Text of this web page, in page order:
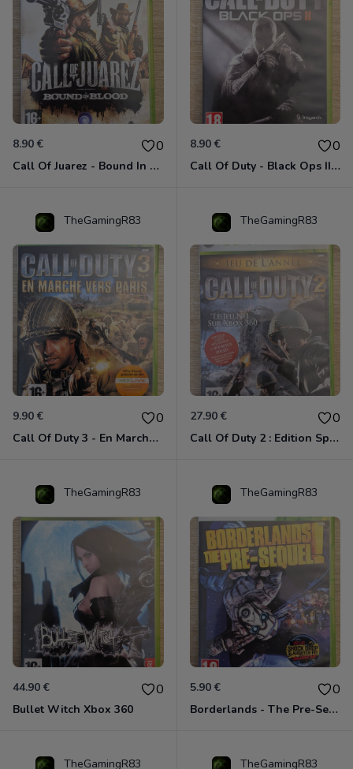
8.90 € 0
Call Of Juarez - Bound In Blood Xbox 360
8.90 € 0
Call Of Duty - Black Ops II Xbox 360
TheGamingR83
9.90 € 0
Call Of Duty 3 - En Marche Vers Paris Xbox 360
TheGamingR83
27.90 € 0
Call Of Duty 2 : Edition Spéciale Xbox 360 GOTY
TheGamingR83
44.90 € 0
Bullet Witch Xbox 360
TheGamingR83
5.90 € 0
Borderlands - The Pre-Sequel ! Xbox 360
TheGamingR83 TheGamingR83